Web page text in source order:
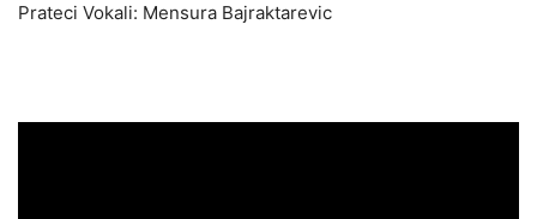
Prateci Vokali: Mensura Bajraktarevic